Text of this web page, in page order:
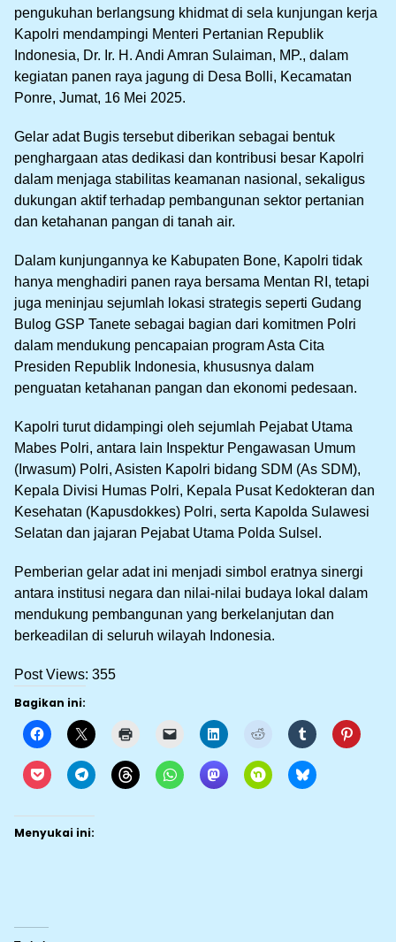
pengukuhan berlangsung khidmat di sela kunjungan kerja
Kapolri mendampingi Menteri Pertanian Republik
Indonesia, Dr. Ir. H. Andi Amran Sulaiman, MP., dalam
kegiatan panen raya jagung di Desa Bolli, Kecamatan
Ponre, Jumat, 16 Mei 2025.
Gelar adat Bugis tersebut diberikan sebagai bentuk
penghargaan atas dedikasi dan kontribusi besar Kapolri
dalam menjaga stabilitas keamanan nasional, sekaligus
dukungan aktif terhadap pembangunan sektor pertanian
dan ketahanan pangan di tanah air.
Dalam kunjungannya ke Kabupaten Bone, Kapolri tidak
hanya menghadiri panen raya bersama Mentan RI, tetapi
juga meninjau sejumlah lokasi strategis seperti Gudang
Bulog GSP Tanete sebagai bagian dari komitmen Polri
dalam mendukung pencapaian program Asta Cita
Presiden Republik Indonesia, khususnya dalam
penguatan ketahanan pangan dan ekonomi pedesaan.
Kapolri turut didampingi oleh sejumlah Pejabat Utama
Mabes Polri, antara lain Inspektur Pengawasan Umum
(Irwasum) Polri, Asisten Kapolri bidang SDM (As SDM),
Kepala Divisi Humas Polri, Kepala Pusat Kedokteran dan
Kesehatan (Kapusdokkes) Polri, serta Kapolda Sulawesi
Selatan dan jajaran Pejabat Utama Polda Sulsel.
Pemberian gelar adat ini menjadi simbol eratnya sinergi
antara institusi negara dan nilai-nilai budaya lokal dalam
mendukung pembangunan yang berkelanjutan dan
berkeadilan di seluruh wilayah Indonesia.
Post Views: 355
Bagikan ini:
Menyukai ini: